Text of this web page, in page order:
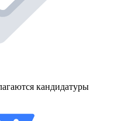
кандидатуры